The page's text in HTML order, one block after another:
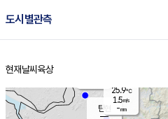
도시별관측
홈
현재날씨 육상
탄현
25.9℃
1.5m/s
-mm